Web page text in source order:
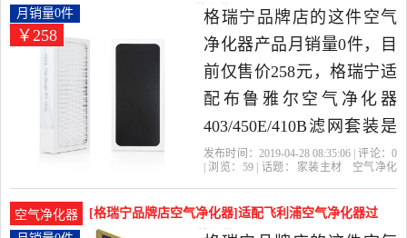
气净化器，由上海发货。
净化器403/月销量0件仅售258元
￥258
月销量0件
格瑞宁品牌店的这件空气
净化器产品月销量0件，目
前仅售价258元，格瑞宁适
配布鲁雅尔空气净化器
403/450E/410B滤网套装是
2019年格瑞宁品牌店精选
的空气净化器，由上海发
发布时间：2019-04-28 08:35:06 | 评论： 0
| 浏览： 59| 话题： 家装主材
空气净化
空气净化器
[格瑞宁品牌店空气净化器]适配飞利浦空气净化器过